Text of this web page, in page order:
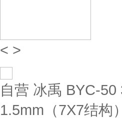
< >
自营 冰禹 BYC-
1.5mm（7X7结构